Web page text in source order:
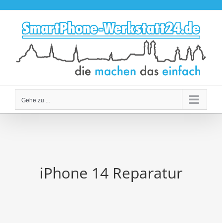
springen
Gehe zu ...
iPhone 14 Reparatur